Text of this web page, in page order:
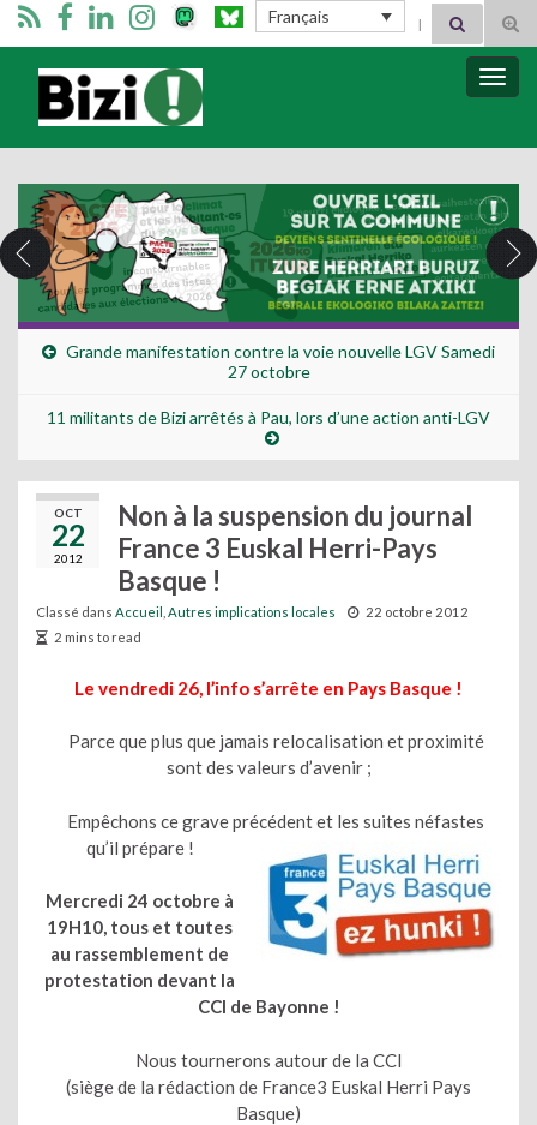
Français Search for:
Bizimugi
Grande manifestation contre la voie nouvelle LGV Samedi
27 octobre
11 militants de Bizi arrêtés à Pau, lors d’une action anti-LGV
OCT
22
2012
Non à la suspension du journal
France 3 Euskal Herri-Pays
Basque !
Classé dans Accueil Autres implications locales
22 octobre 2012
2 mins to read
Le vendredi 26, l’info s’arrête en Pays Basque !
Parce que plus que jamais relocalisation et proximité
sont des valeurs d’avenir ;
Empêchons ce grave précédent et les suites néfastes
qu’il prépare !
Mercredi 24 octobre à
19H10, tous et toutes
au rassemblement de
protestation devant la
CCI de Bayonne !
Nous tournerons autour de la CCI
(siège de la rédaction de France3 Euskal Herri Pays
Basque)